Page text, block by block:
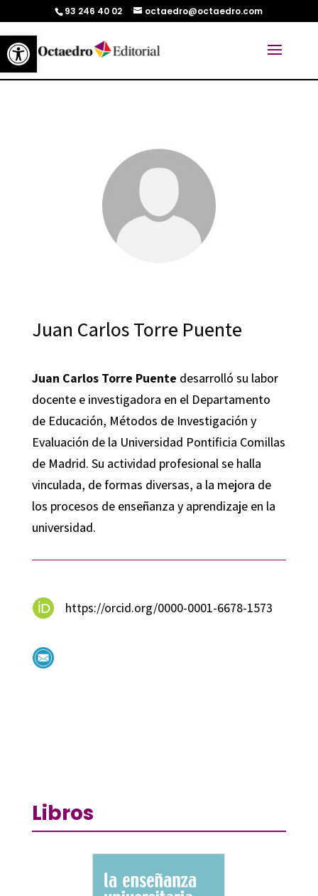
Abrir barra de herramientas
93 246 40 02 octaedro@octaedro.com
Juan Carlos Torre Puente
Juan Carlos Torre Puente desarrolló su labor
docente e investigadora en el Departamento
de Educación, Métodos de Investigación y
Evaluación de la Universidad Pontificia Comillas
de Madrid. Su actividad profesional se halla
vinculada, de formas diversas, a la mejora de
los procesos de enseñanza y aprendizaje en la
universidad.
https://orcid.org/0000-0001-6678-1573
Libros